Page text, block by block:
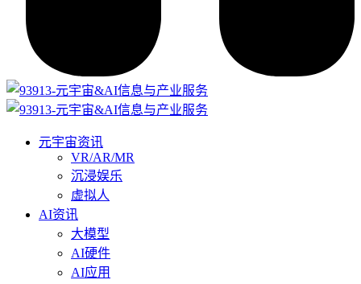
元宇宙资讯
VR/AR/MR
沉浸娱乐
虚拟人
AI资讯
大模型
AI硬件
AI应用